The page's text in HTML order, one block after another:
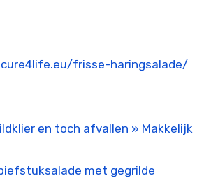
frisse-haringsalade/
en toch afvallen » Makkelijk
met gegrilde